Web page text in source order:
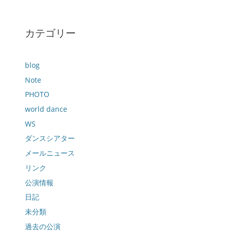
カテゴリー
blog
Note
PHOTO
world dance
WS
ダンスシアター
メールニュース
リンク
公演情報
日記
未分類
過去の公演